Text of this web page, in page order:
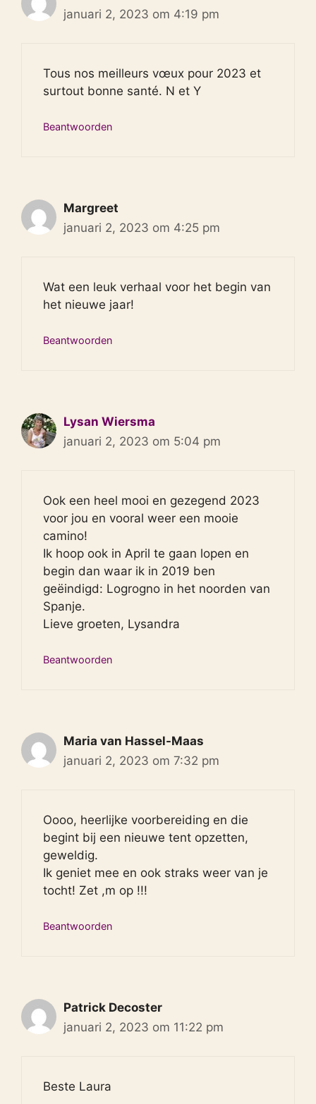
januari 2, 2023 om 4:19 pm
Tous nos meilleurs vœux pour 2023 et
surtout bonne santé. N et Y
Beantwoorden
Margreet
januari 2, 2023 om 4:25 pm
Wat een leuk verhaal voor het begin van
het nieuwe jaar!
Beantwoorden
Lysan Wiersma
januari 2, 2023 om 5:04 pm
Ook een heel mooi en gezegend 2023
voor jou en vooral weer een mooie
camino!
Ik hoop ook in April te gaan lopen en
begin dan waar ik in 2019 ben
geëindigd: Logrogno in het noorden van
Spanje.
Lieve groeten, Lysandra
Beantwoorden
Maria van Hassel-Maas
januari 2, 2023 om 7:32 pm
Oooo, heerlijke voorbereiding en die
begint bij een nieuwe tent opzetten,
geweldig.
Ik geniet mee en ook straks weer van je
tocht! Zet ,m op !!!
Beantwoorden
Patrick Decoster
januari 2, 2023 om 11:22 pm
Beste Laura